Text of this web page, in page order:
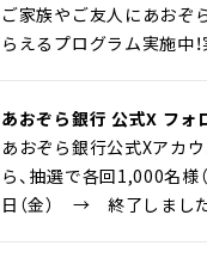
ご家族やご友人にあおぞ
らえるプログラム実施中！
あおぞら銀行 公式X フォ
あおぞら銀行公式Xアカ
ら、抽選で各回1,000名
日（金） → 終了しまし